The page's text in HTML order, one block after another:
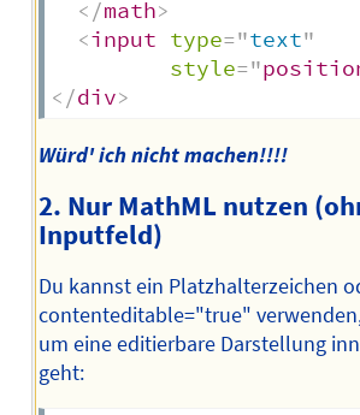
</math>
<input type="text"
style="
</div>
Würd' ich nicht machen!!!!
2. Nur MathML nutzen
Inputfeld)
Du kannst ein Platzhalterzeichen
contenteditable="true"
um eine editierbare Darstellung
geht: